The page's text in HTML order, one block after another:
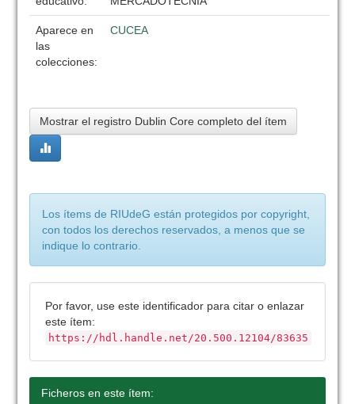
Aparece en
las
colecciones:
CUCEA
Mostrar el registro Dublin Core completo del ítem
Los ítems de RIUdeG están protegidos por copyright,
con todos los derechos reservados, a menos que se
indique lo contrario.
Por favor, use este identificador para citar o enlazar
este ítem:
https://hdl.handle.net/20.500.12104/83635
Ficheros en este ítem: